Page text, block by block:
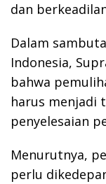
dan
Dalam
Indonesia,
bahwa
harus menjadi
penyelesaian
Menurutnya,
perlu